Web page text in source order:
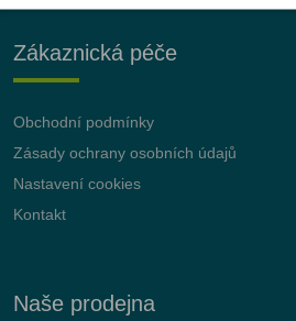
Zákaznická péče
Obchodní podmínky
Zásady ochrany osobních údajů
Nastavení cookies
Kontakt
Naše prodejna